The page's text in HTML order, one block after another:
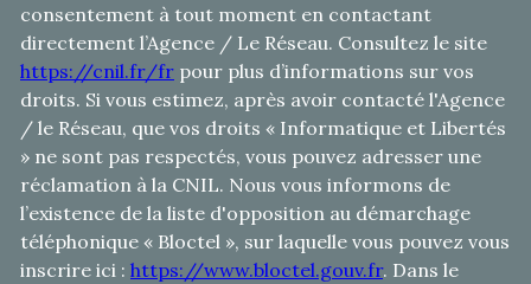
consentement à tout moment en contactant
directement l’Agence / Le Réseau. Consultez le site
https://cnil.fr/fr pour plus d’informations sur vos
droits. Si vous estimez, après avoir contacté l'Agence
/ le Réseau, que vos droits « Informatique et Libertés
» ne sont pas respectés, vous pouvez adresser une
réclamation à la CNIL. Nous vous informons de
l’existence de la liste d'opposition au démarchage
téléphonique « Bloctel », sur laquelle vous pouvez vous
inscrire ici : https://www.bloctel.gouv.fr. Dans le